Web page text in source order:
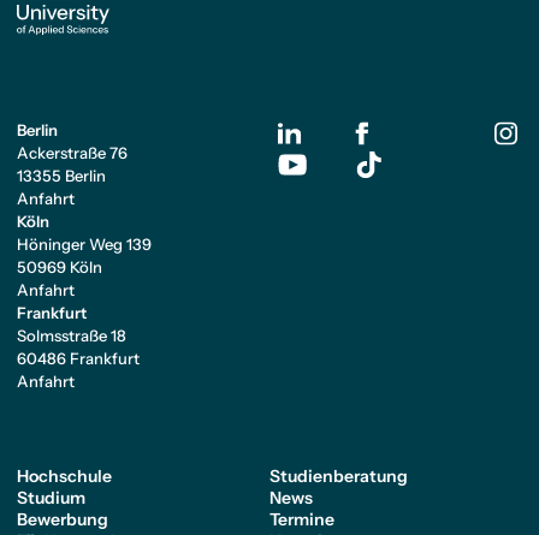
Berlin
Ackerstraße 76
13355 Berlin
Anfahrt
Köln
Höninger Weg 139
50969 Köln
Anfahrt
Frankfurt
Solmsstraße 18
60486 Frankfurt
Anfahrt
Hochschule
Studium
Bewerbung
Studienberatung
News
Termine